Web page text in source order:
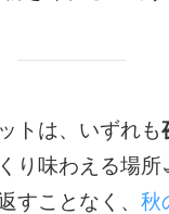
トは、いずれも
り味わえる場所
すことなく、秋